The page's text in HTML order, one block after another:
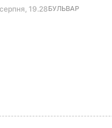
19.28БУЛЬВАР